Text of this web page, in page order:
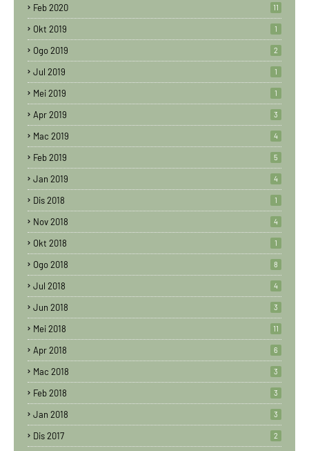
Feb 2020 11
Okt 2019 1
Ogo 2019 2
Jul 2019 1
Mei 2019 1
Apr 2019 3
Mac 2019 4
Feb 2019 5
Jan 2019 4
Dis 2018 1
Nov 2018 4
Okt 2018 1
Ogo 2018 8
Jul 2018 4
Jun 2018 3
Mei 2018 11
Apr 2018 6
Mac 2018 3
Feb 2018 3
Jan 2018 3
Dis 2017 2